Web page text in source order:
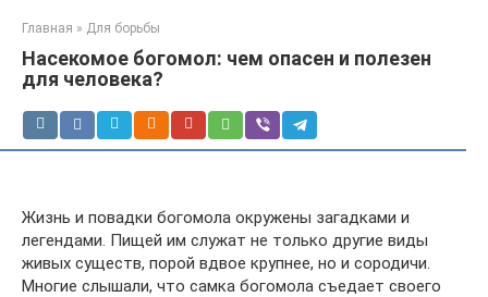
Главная » Для борьбы
Насекомое богомол: чем опасен и полезен
для человека?
Жизнь и повадки богомола окружены загадками и
легендами. Пищей им служат не только другие виды
живых существ, порой вдвое крупнее, но и сородичи.
Многие слышали, что самка богомола съедает своего